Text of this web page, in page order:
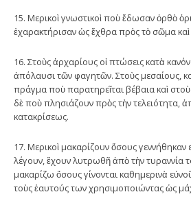
15. Μερικοὶ γνωστικοὶ ποὺ ἔδωσαν ὀρθὸ
ἐχαρακτήρισαν ὡς ἔχθρα πρὸς τὸ σῶμα καὶ
16. Στοὺς ἀρχαρίους οἱ πτώσεις κατὰ
ἀπόλαυσι τῶν φαγητῶν. Στοὺς μεσαίους,
πράγμα ποὺ παρατηρεῖται βέβαια καὶ
δὲ ποὺ πλησιάζουν πρὸς τὴν τελειότητα,
κατακρίσεως.
17. Μερικοὶ μακαρίζουν ὅσους γεννήθηκαν
λέγουν, ἔχουν λυτρωθῆ ἀπὸ τὴν
μακαρίζω ὅσους γίνονται καθημερινὰ
τοὺς ἑαυτούς των χρησιμοποιώντας ὡς